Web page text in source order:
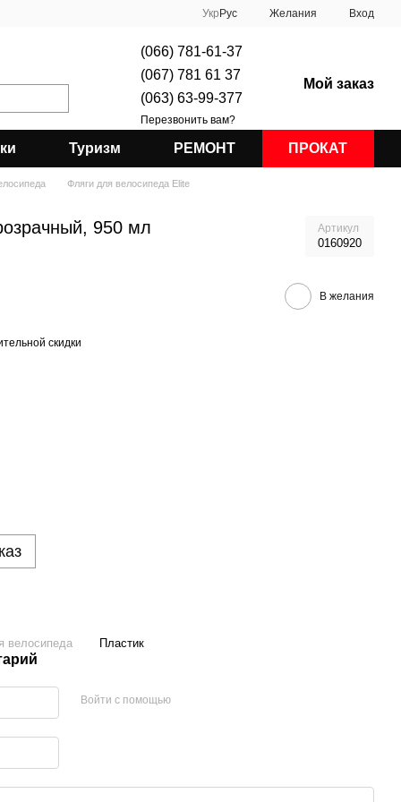
Укр Рус Желания Вход
(066) 781-61-37
(067) 781 61 37
(063) 63-99-377
Перезвонить вам?
Мой заказ
Туризм РЕМОНТ ПРОКАТ
Фляги для велосипеда Elite
950 мл Артикул
0160920
В желания
скидки
велосипеда Пластик
Войти с помощью